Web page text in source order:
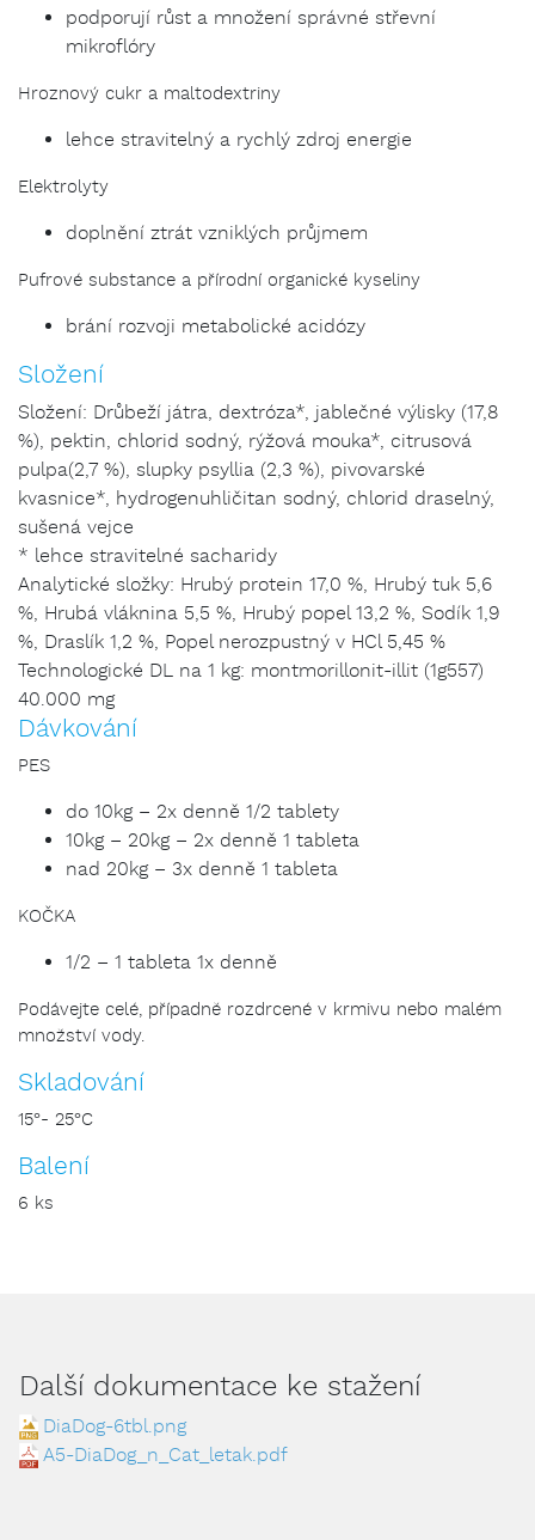
podporují růst a množení správné střevní
mikroflóry
Hroznový cukr a maltodextriny
lehce stravitelný a rychlý zdroj energie
Elektrolyty
doplnění ztrát vzniklých průjmem
Pufrové substance a přírodní organické kyseliny
brání rozvoji metabolické acidózy
Složení
Složení: Drůbeží játra, dextróza*, jablečné výlisky (17,8
%), pektin, chlorid sodný, rýžová mouka*, citrusová
pulpa(2,7 %), slupky psyllia (2,3 %), pivovarské
kvasnice*, hydrogenuhličitan sodný, chlorid draselný,
sušená vejce
* lehce stravitelné sacharidy
Analytické složky: Hrubý protein 17,0 %, Hrubý tuk 5,6
%, Hrubá vláknina 5,5 %, Hrubý popel 13,2 %, Sodík 1,9
%, Draslík 1,2 %, Popel nerozpustný v HCl 5,45 %
Technologické DL na 1 kg: montmorillonit-illit (1g557)
40.000 mg
Dávkování
PES
do 10kg – 2x denně 1/2 tablety
10kg – 20kg – 2x denně 1 tableta
nad 20kg – 3x denně 1 tableta
KOČKA
1/2 – 1 tableta 1x denně
Podávejte celé, případně rozdrcené v krmivu nebo malém
množství vody.
Skladování
15°- 25°C
Balení
6 ks
Další dokumentace ke stažení
DiaDog-6tbl.png
A5-DiaDog_n_Cat_letak.pdf